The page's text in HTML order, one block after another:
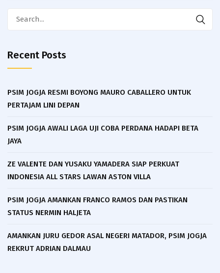
Recent Posts
PSIM JOGJA RESMI BOYONG MAURO CABALLERO UNTUK
PERTAJAM LINI DEPAN
PSIM JOGJA AWALI LAGA UJI COBA PERDANA HADAPI BETA
JAYA
ZE VALENTE DAN YUSAKU YAMADERA SIAP PERKUAT
INDONESIA ALL STARS LAWAN ASTON VILLA
PSIM JOGJA AMANKAN FRANCO RAMOS DAN PASTIKAN
STATUS NERMIN HALJETA
AMANKAN JURU GEDOR ASAL NEGERI MATADOR, PSIM JOGJA
REKRUT ADRIAN DALMAU